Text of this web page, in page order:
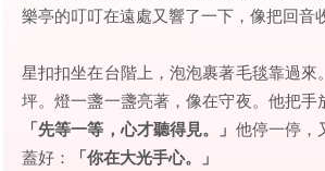
樂亭的叮叮在遠處又響了一下，像把回音
星扣扣坐在台階上，泡泡裹著毛毯靠過來
坪。燈一盞一盞亮著，像在守夜。他把手
「先等一等，心才聽得見。」 他停一停，
蓋好：
「你在大光手心。 」